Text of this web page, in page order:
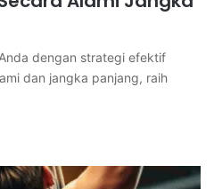
dengan strategi efektif
dan jangka panjang, raih